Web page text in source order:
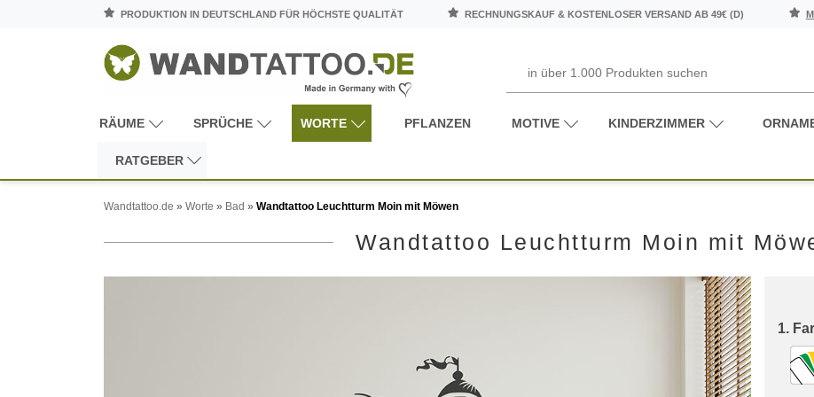
PRODUKTION IN DEUTSCHLAND FÜR HÖCHSTE QUALITÄT RECHNUNGSKAUF & KOSTENLOSER VERSAND AB 49€ (D)
RÄUME SPRÜCHE WORTE PFLANZEN MOTIVE KINDERZIMMER
RATGEBER
Wandtattoo.de » Worte » Bad » Wandtattoo Leuchtturm Moin mit Möwen
Wandtattoo Leuchtturm Moin mit
1.